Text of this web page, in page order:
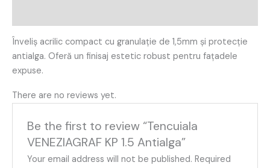
Înveliș acrilic compact cu granulație de 1,5mm și protecție
antialga. Oferă un finisaj estetic robust pentru fațadele
expuse.
There are no reviews yet.
Be the first to review “Tencuiala
VENEZIAGRAF KP 1.5 Antialga”
Your email address will not be published. Required